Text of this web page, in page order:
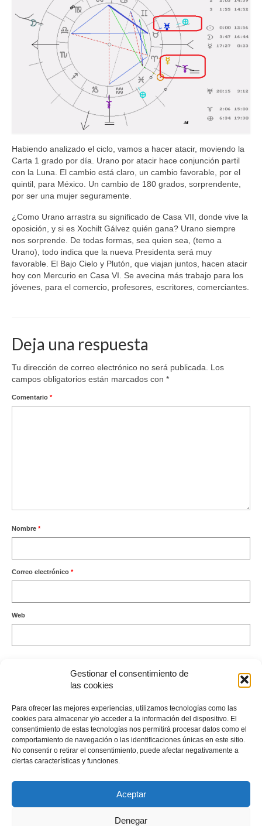
Gestionar el consentimiento de
las cookies
Para ofrecer las mejores experiencias, utilizamos tecnologías como las
cookies para almacenar y/o acceder a la información del dispositivo. El
consentimiento de estas tecnologías nos permitirá procesar datos como el
comportamiento de navegación o las identificaciones únicas en este sitio.
No consentir o retirar el consentimiento, puede afectar negativamente a
ciertas características y funciones.
Aceptar
Denegar
Habiendo analizado el ciclo, vamos a hacer atacir, moviendo la
Carta 1 grado por día. Urano por atacir hace conjunción partil
con la Luna. El cambio está claro, un cambio favorable, por el
quintil, para México. Un cambio de 180 grados, sorprendente,
por ser una mujer seguramente.
¿Como Urano arrastra su significado de Casa VII, donde vive la
oposición, y si es Xochilt Gálvez quién gana? Urano siempre
nos sorprende. De todas formas, sea quien sea, (temo a
Urano), todo indica que la nueva Presidenta será muy
favorable. El Bajo Cielo y Plutón, que viajan juntos, hacen atacir
hoy con Mercurio en Casa VI. Se avecina más trabajo para los
jóvenes, para el comercio, profesores, escritores, comerciantes.
Deja una respuesta
Tu dirección de correo electrónico no será publicada.
Los
campos obligatorios están marcados con *
Comentario *
Nombre *
Correo electrónico *
Web
procesan los datos de tus comentarios.